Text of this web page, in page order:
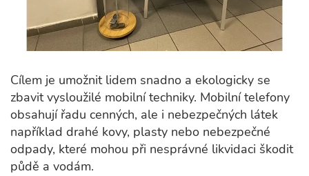
Cílem je umožnit lidem snadno a ekologicky se
zbavit vysloužilé mobilní techniky. Mobilní telefony
obsahují řadu cenných, ale i nebezpečných látek
například drahé kovy, plasty nebo nebezpečné
odpady, které mohou při nesprávné likvidaci škodit
půdě a vodám.